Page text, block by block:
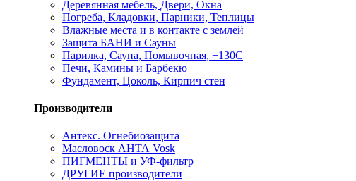
Деревянная мебель, Двери, Окна
Погреба, Кладовки, Парники, Теплицы
Влажные места и в контакте с землей
Защита БАНИ и Сауны
Парилка, Сауна, Помывочная, +130С
Печи, Камины и Барбекю
Фундамент, Цоколь, Кирпич стен
Производители
Антекс. Огнебиозащита
Масловоск АНТА Vosk
ПИГМЕНТЫ и УФ-фильтр
ДРУГИЕ производители